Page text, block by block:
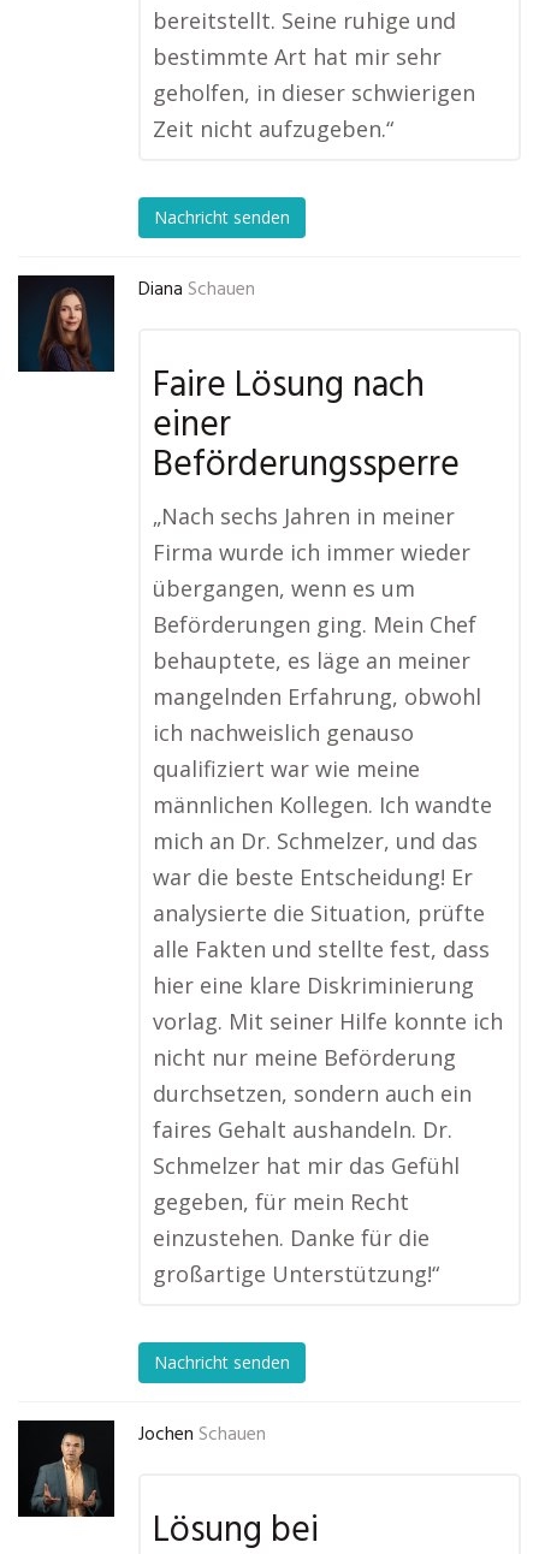
bereitstellt. Seine ruhige und
bestimmte Art hat mir sehr
geholfen, in dieser schwierigen
Zeit nicht aufzugeben.“
Nachricht senden
Diana Schauen
Faire Lösung nach
einer
Beförderungssperre
„Nach sechs Jahren in meiner
Firma wurde ich immer wieder
übergangen, wenn es um
Beförderungen ging. Mein Chef
behauptete, es läge an meiner
mangelnden Erfahrung, obwohl
ich nachweislich genauso
qualifiziert war wie meine
männlichen Kollegen. Ich wandte
mich an Dr. Schmelzer, und das
war die beste Entscheidung! Er
analysierte die Situation, prüfte
alle Fakten und stellte fest, dass
hier eine klare Diskriminierung
vorlag. Mit seiner Hilfe konnte ich
nicht nur meine Beförderung
durchsetzen, sondern auch ein
faires Gehalt aushandeln. Dr.
Schmelzer hat mir das Gefühl
gegeben, für mein Recht
einzustehen. Danke für die
großartige Unterstützung!“
Nachricht senden
Jochen Schauen
Lösung bei